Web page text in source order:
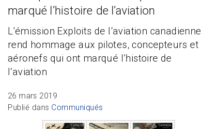
Articles et ressources
Favoris
marqué l’histoire de l’aviation
L’émission Exploits de l’aviation canadienne
rend hommage aux pilotes, concepteurs et
aéronefs qui ont marqué l’histoire de
l’aviation
26 mars 2019
Publié dans Communiqués